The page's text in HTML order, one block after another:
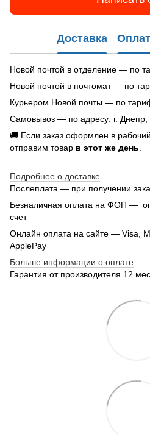
Доставка
Новой почтой в отделение — по
Новой почтой в почтомат — по
Курьером Новой почты — по
Самовывоз — по адресу: г. Днепр,
🚚 Если заказ оформлен в
отправим товар в этот же день
Подробнее о доставке
Послеплата — при получении
Безналичная оплата на ФОП —
счет
Онлайн оплата на сайте — Visa,
ApplePay
Больше информации о оплате
Гарантия от производителя 12